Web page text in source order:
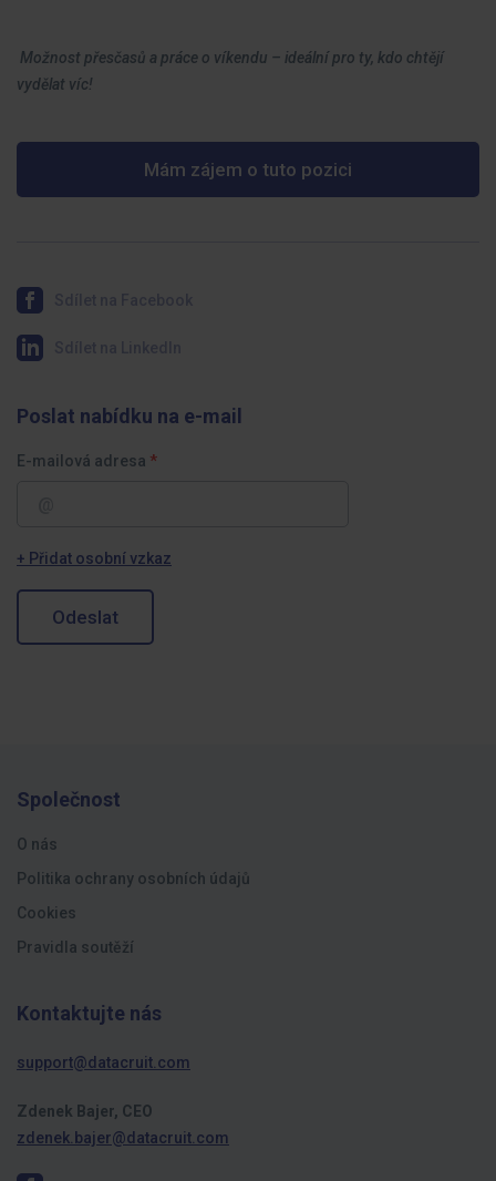
Možnost přesčasů a práce o víkendu – ideální pro ty, kdo chtějí
vydělat víc!
Mám zájem o tuto pozici
Poslat nabídku na e-mail
E-mailová adresa
+ Přidat osobní vzkaz
Odeslat
Společnost
O nás
Politika ochrany osobních údajů
Cookies
Pravidla soutěží
Kontaktujte nás
support@datacruit.com
Zdenek Bajer, CEO
zdenek.bajer@datacruit.com